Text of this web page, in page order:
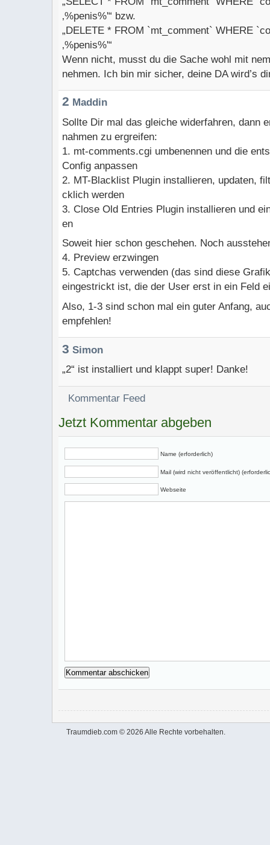
‚%penis%'“ bzw.
„DELETE * FROM `mt_comment` WHERE
‚%penis%'“
Wenn nicht, musst du die Sache wohl mit
nehmen. Ich bin mir sicher, deine DA wird’s
2 Maddin
Sollte Dir mal das gleiche widerfahren, dann
nahmen zu ergreifen:
1. mt-comments.cgi umbenennen und die
Config anpassen
2. MT-Blacklist Plugin installieren, updaten,
cklich werden
3. Close Old Entries Plugin installieren und
en
Soweit hier schon geschehen. Noch
4. Preview erzwingen
5. Captchas verwenden (das sind diese
eingestrickt ist, die der User erst in ein Feld
Also, 1-3 sind schon mal ein guter Anfang,
empfehlen!
3 Simon
„2“ ist installiert und klappt super! Danke!
Kommentar Feed
Jetzt Kommentar abgeben
Name (erforderlich)
Mail (wird nicht veröffentlicht)
Webseite
Traumdieb.com © 2026 Alle Rechte vorbehalten.